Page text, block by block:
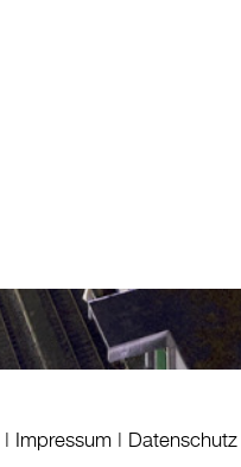
Impressum Datenschutz